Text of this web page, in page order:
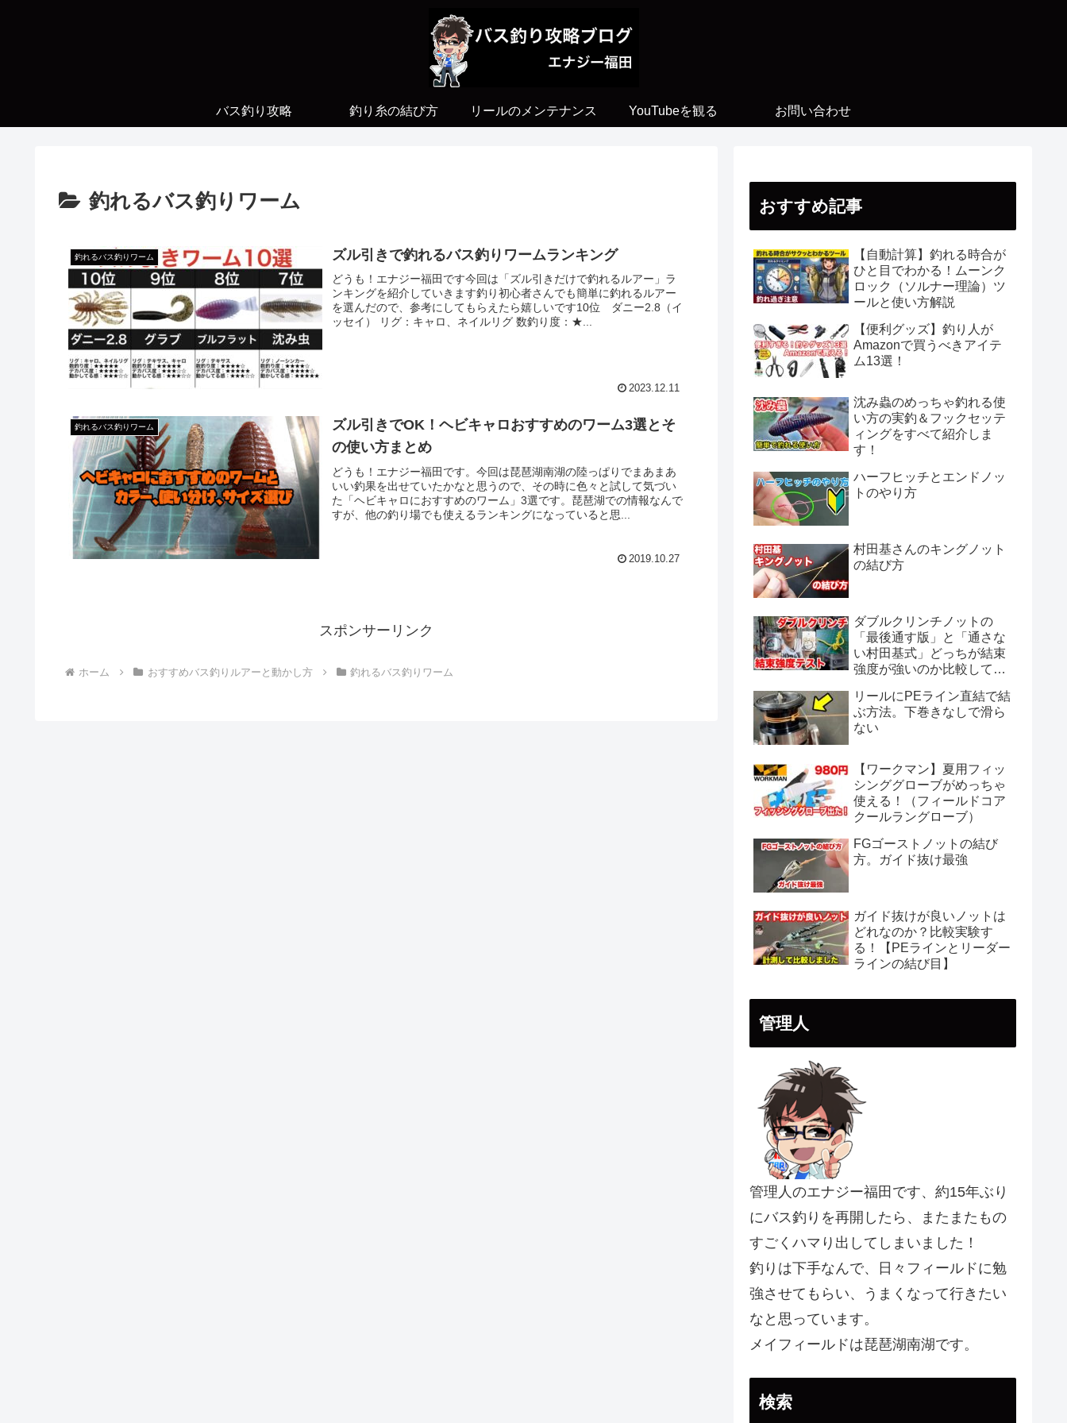
バス釣り攻略 釣り糸の結び方 リールのメンテナンス YouTubeを観る お問い合わせ
釣れるバス釣りワーム
釣れるバス釣りワーム ズル引きで釣れるバス釣りワームランキング
どうも！エナジー福田です今回は「ズル引きだけで釣れるルアー」ラ
ンキングを紹介していきます釣り初心者さんでも簡単に釣れるルアー
を選んだので、参考にしてもらえたら嬉しいです10位 ダニー2.8（イ
ッセイ） リグ：キャロ、ネイルリグ 数釣り度：★...
2023.12.11
釣れるバス釣りワーム
ズル引きでOK！ヘビキャロおすすめのワーム3選とそ
の使い方まとめ
どうも！エナジー福田です。今回は琵琶湖南湖の陸っぱりでまあまあ
いい釣果を出せていたかなと思うので、その時に色々と試して気づい
た「ヘビキャロにおすすめのワーム」3選です。琵琶湖での情報なんで
すが、他の釣り場でも使えるランキングになっていると思...
2019.10.27
スポンサーリンク
ホーム おすすめバス釣りルアーと動かし方 釣れるバス釣りワーム
おすすめ記事
【自動計算】釣れる時合が
ひと目でわかる！ムーンク
ロック（ソルナー理論）ツ
ールと使い方解説
【便利グッズ】釣り人が
Amazonで買うべきアイテ
ム13選！
沈み蟲のめっちゃ釣れる使
い方の実釣＆フックセッテ
ィングをすべて紹介しま
す！
ハーフヒッチとエンドノッ
トのやり方
村田基さんのキングノット
の結び方
ダブルクリンチノットの
「最後通す版」と「通さな
い村田基式」どっちが結束
強度が強いのか比較してみ
リールにPEライン直結で結
ぶ方法。下巻きなしで滑ら
ない
【ワークマン】夏用フィッ
シンググローブがめっちゃ
使える！（フィールドコア
クールラングローブ）
FGゴーストノットの結び
方。ガイド抜け最強
ガイド抜けが良いノットは
どれなのか？比較実験す
る！【PEラインとリーダー
ラインの結び目】
管理人
管理人のエナジー福田です、約15年ぶり
にバス釣りを再開したら、またまたもの
すごくハマり出してしまいました！
釣りは下手なんで、日々フィールドに勉
強させてもらい、うまくなって行きたい
なと思っています。
メイフィールドは琵琶湖南湖です。
検索